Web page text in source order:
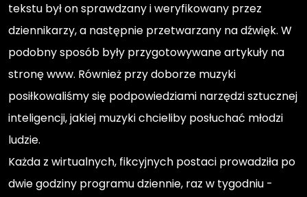
tekstu był on sprawdzany i weryfikowany przez
dziennikarzy, a następnie przetwarzany na dźwięk. W
podobny sposób były przygotowywane artykuły na
stronę www. Również przy doborze muzyki
posiłkowaliśmy się podpowiedziami narzędzi sztucznej
inteligencji, jakiej muzyki chcieliby posłuchać młodzi
ludzie.
Każda z wirtualnych, fikcyjnych postaci prowadziła po
dwie godziny programu dziennie, raz w tygodniu -